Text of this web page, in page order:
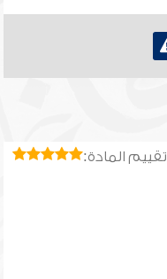
تقييم المادة: